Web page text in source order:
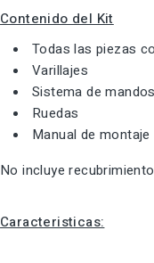
Contenido del Kit
Todas las piezas
Varillajes
Sistema de
Ruedas
Manual de montaje
No incluye
Caracteristicas: